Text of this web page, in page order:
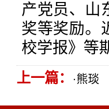
产党员、山
奖等奖励。
校学报》等
上一篇： ·​熊琰